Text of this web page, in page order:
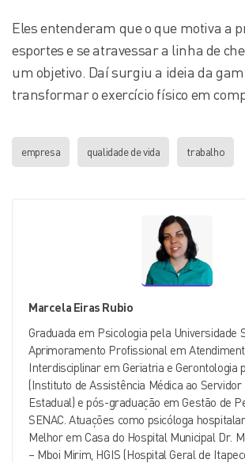
Eles entenderam que o que motiva a
esportes e se atravessar a linha de
um objetivo. Daí surgiu a ideia da
transformar o exercício físico em
empresa qualidade de vida trabalho
Marcela Eiras Rubio
Graduada em Psicologia pela Universidade
Aprimoramento Profissional em
Interdisciplinar em Geriatria e Gerontologia
(Instituto de Assistência Médica ao Servidor
Estadual) e pós-graduação em Gestão de
SENAC. Atuações como psicóloga
Melhor em Casa do Hospital Municipal Dr.
– Mboi Mirim, HGIS (Hospital Geral de